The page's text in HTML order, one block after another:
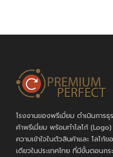
โรงงานของพรีเมี่ยม ดำเนินการ
ค้าพรีเมี่ยม พร้อมทำโลโก้
ความเข้าใจในตัวสินค้าและ โลโก้ข
เดียวในประเทศไทย ที่มีขั้นตอนก